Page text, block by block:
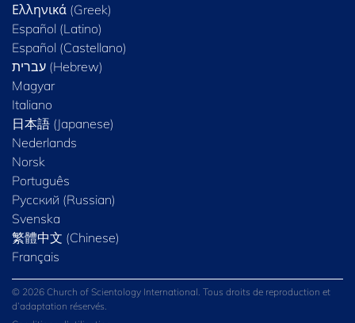
Ελληνικά (Greek)
Español (Latino)
Español (Castellano)
Magyar
Italiano
日本語 (Japanese)
Nederlands
Norsk
Português
Русский (Russian)
Svenska
繁體中文 (Chinese)
Français
© 2026 Church of Scientology International. Tous droits de reproduction et
d’adaptation réservés.